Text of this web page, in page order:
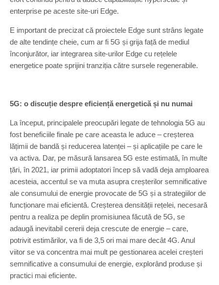
enterprise pe aceste site-uri Edge.
E important de precizat că proiectele Edge sunt strâns legate
de alte tendințe cheie, cum ar fi 5G și grija față de mediul
înconjurător, iar integrarea site-urilor Edge cu rețelele
energetice poate sprijini tranziția către sursele regenerabile.
5G: o discuție despre eficiență energetică și nu numai
La început, principalele preocupări legate de tehnologia 5G au
fost beneficiile finale pe care aceasta le aduce – creșterea
lățimii de bandă și reducerea latenței – și aplicațiile pe care le
va activa. Dar, pe măsură lansarea 5G este estimată, în multe
țări, în 2021, iar primii adoptatori încep să vadă deja amploarea
acesteia, accentul se va muta asupra creșterilor semnificative
ale consumului de energie provocate de 5G și a strategiilor de
funcționare mai eficientă. Creșterea densității rețelei, necesară
pentru a realiza pe deplin promisiunea făcută de 5G, se
adaugă inevitabil cererii deja crescute de energie – care,
potrivit estimărilor, va fi de 3,5 ori mai mare decât 4G. Anul
viitor se va concentra mai mult pe gestionarea acelei creșteri
semnificative a consumului de energie, explorând produse și
practici mai eficiente.